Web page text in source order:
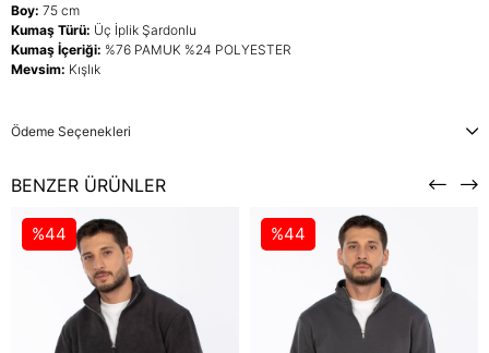
Boy: 75 cm
Kumaş Türü: Üç İplik Şardonlu
Kumaş İçeriği: %76 PAMUK %24 POLYESTER
Mevsim: Kışlık
Ödeme Seçenekleri
BENZER ÜRÜNLER
%44 %44